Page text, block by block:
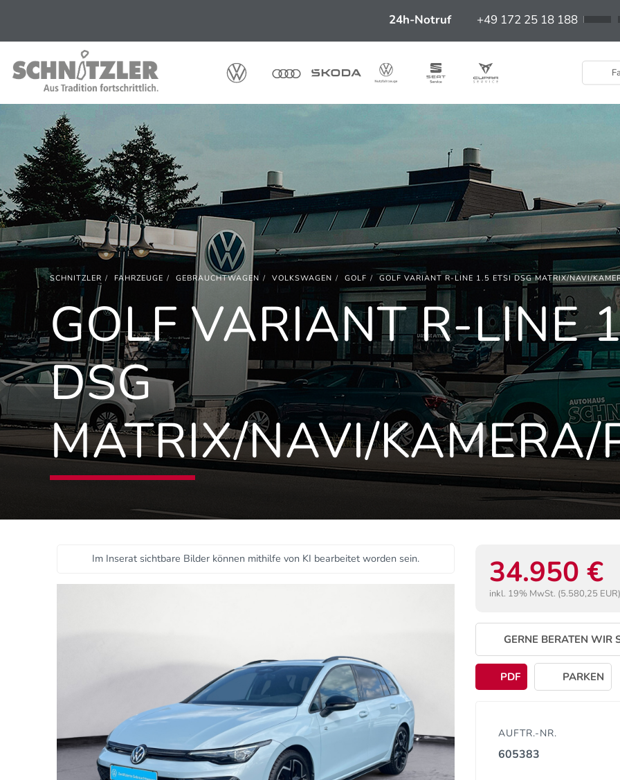
24h-Notruf +49 172 25 18 188
SCHNITZLER FAHRZEUGE GEBRAUCHTWAGEN VOLKSWAGEN GOLF GOLF VARIANT R-LINE 1.5 ETSI DSG MATRIX/NAVI/
GOLF VARIANT R-LINE
DSG
MATRIX/NAVI/
Im Inserat sichtbare Bilder können mithilfe von KI bearbeitet worden sein. 34.950 €
inkl. 19% MwSt. (5.580,25 EUR)
GERNE BERATEN WIR
PDF PARKEN
AUFTR.-NR.
605383